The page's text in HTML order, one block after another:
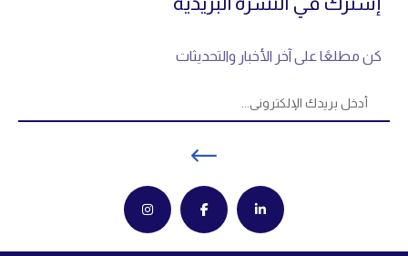
كن مطلعًا على آخر الأخبار والتحديثات